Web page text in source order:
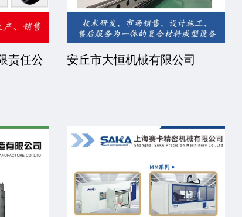
责任公
安丘市大恒机械有限公司